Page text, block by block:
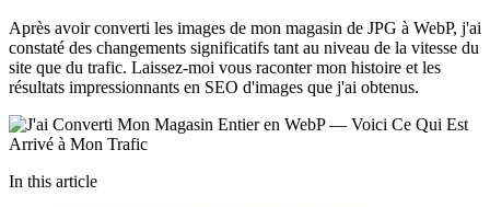
Après avoir converti les images de mon magasin de JPG à WebP, j'ai
constaté des changements significatifs tant au niveau de la vitesse du
site que du trafic. Laissez-moi vous raconter mon histoire et les
résultats impressionnants en SEO d'images que j'ai obtenus.
In this article